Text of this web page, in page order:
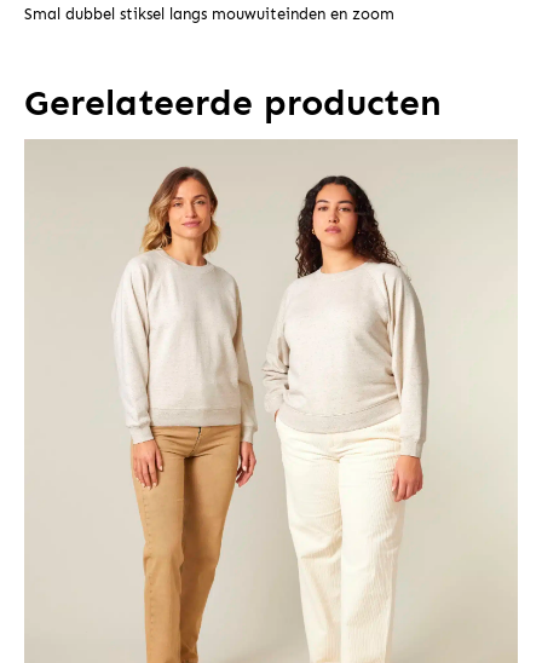
Smal dubbel stiksel langs mouwuiteinden en zoom
Gerelateerde producten